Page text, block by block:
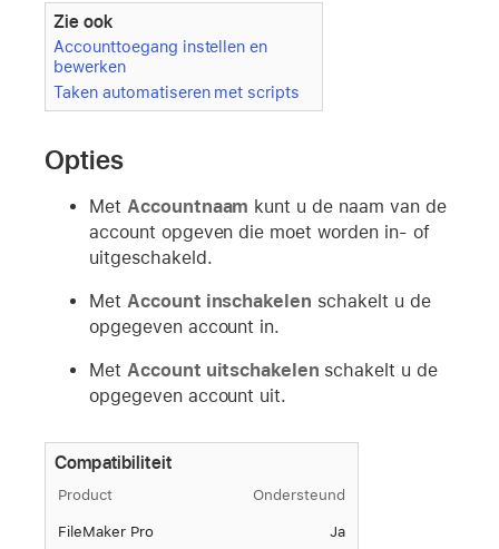
Zie ook
Accounttoegang instellen en
bewerken
Taken automatiseren met scripts
Opties
Met Accountnaam kunt u de naam van de
account opgeven die moet worden in- of
uitgeschakeld.
Met Account inschakelen schakelt u de
opgegeven account in.
Met Account uitschakelen schakelt u de
opgegeven account uit.
Compatibiliteit
Product Ondersteund
FileMaker Pro Ja